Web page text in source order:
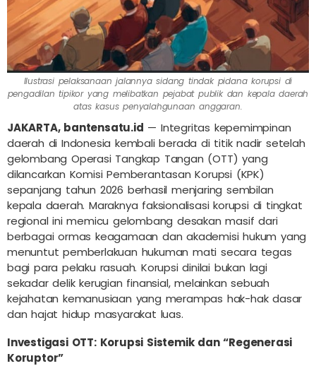
Ilustrasi pelaksanaan jalannya sidang tindak pidana korupsi di
pengadilan tipikor yang melibatkan pejabat publik dan kepala daerah
atas kasus penyalahgunaan anggaran.
JAKARTA, bantensatu.id — Integritas kepemimpinan
daerah di Indonesia kembali berada di titik nadir setelah
gelombang Operasi Tangkap Tangan (OTT) yang
dilancarkan Komisi Pemberantasan Korupsi (KPK)
sepanjang tahun 2026 berhasil menjaring sembilan
kepala daerah. Maraknya faksionalisasi korupsi di tingkat
regional ini memicu gelombang desakan masif dari
berbagai ormas keagamaan dan akademisi hukum yang
menuntut pemberlakuan hukuman mati secara tegas
bagi para pelaku rasuah. Korupsi dinilai bukan lagi
sekadar delik kerugian finansial, melainkan sebuah
kejahatan kemanusiaan yang merampas hak-hak dasar
dan hajat hidup masyarakat luas.
Investigasi OTT: Korupsi Sistemik dan “Regenerasi
Koruptor”